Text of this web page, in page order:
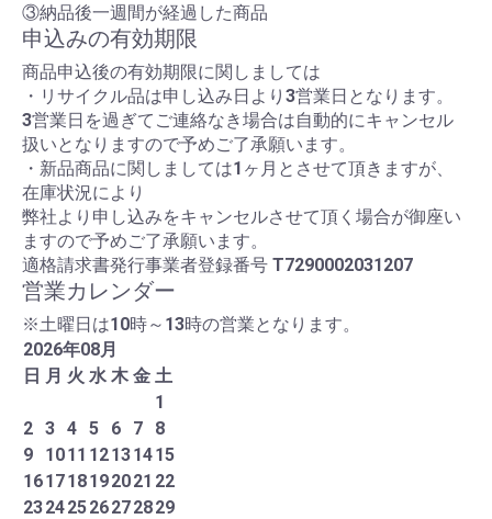
③納品後一週間が経過した商品
申込みの有効期限
商品申込後の有効期限に関しましては
・リサイクル品は申し込み日より3営業日となります。
3営業日を過ぎてご連絡なき場合は自動的にキャンセル
扱いとなりますので予めご了承願います。
・新品商品に関しましては1ヶ月とさせて頂きますが、
在庫状況により
弊社より申し込みをキャンセルさせて頂く場合が御座い
ますので予めご了承願います。
適格請求書発行事業者登録番号 T7290002031207
営業カレンダー
※土曜日は10時～13時の営業となります。
2026年08月
日 月 火 水 木 金 土
1
2 3 4 5 6 7
8
9
1011 12131415
161718192021 22
23242526272829